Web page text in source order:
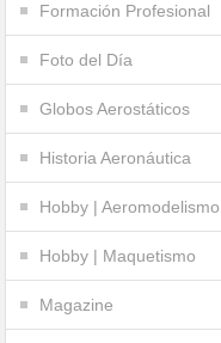
Formación Profesional
Foto del Día
Globos Aerostáticos
Historia Aeronáutica
Hobby | Aeromodelismo
Hobby | Maquetismo
Magazine